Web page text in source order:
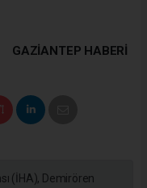
GAZIANTEP HABERİ
(İHA), Demirören